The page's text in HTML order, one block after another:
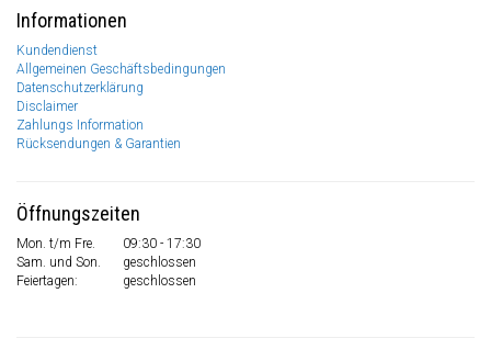
Informationen
Kundendienst
Allgemeinen Geschäftsbedingungen
Datenschutzerklärung
Disclaimer
Zahlungs Information
Rücksendungen & Garantien
Öffnungszeiten
Mon. t/m Fre.
09:30 - 17:30
Sam. und Son.
geschlossen
Feiertagen:
geschlossen